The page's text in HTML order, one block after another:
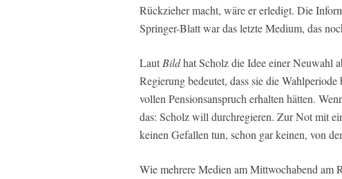
Rückzieher macht, wäre er erledigt. Die
Springer-Blatt war das letzte Medium, das
Laut Bildhat Scholz die Idee einer Neuwahl
Regierung bedeutet, dass sie die
vollen Pensionsanspruch erhalten hätten.
das: Scholz will durchregieren. Zur Not mit
keinen Gefallen tun, schon gar keinen, von
Wie mehrere Medien am Mittwochabend am